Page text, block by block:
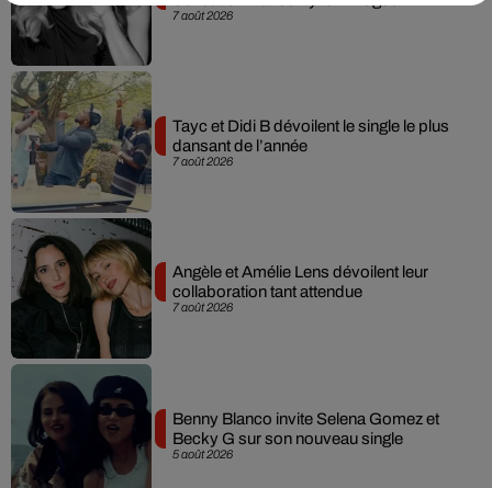
7 août 2026
7 août 2026
Tayc et Didi B dévoilent le single le plus
dansant de l’année
7 août 2026
Angèle et Amélie Lens dévoilent leur
collaboration tant attendue
5 août 2026
Benny Blanco invite Selena Gomez et
Becky G sur son nouveau single